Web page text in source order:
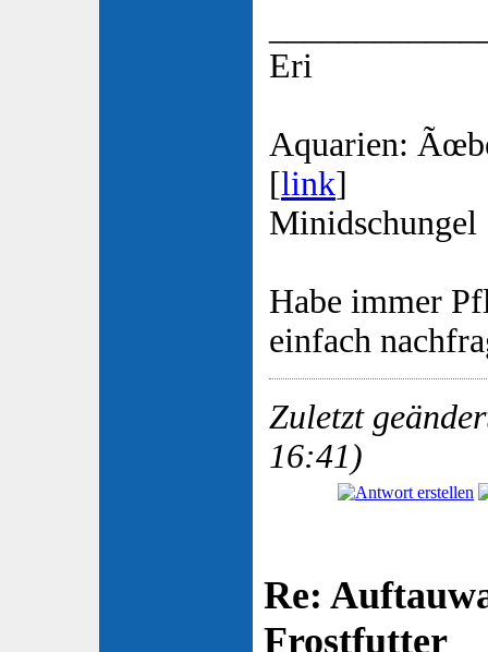
Eri
Aquarien:
[link]
Minidschungel
Habe immer
einfach
Zuletzt
16:41)
Re:
Frostfutter